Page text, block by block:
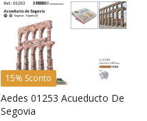
15% Sconto
Aedes 01253 Acueducto De
Segovia